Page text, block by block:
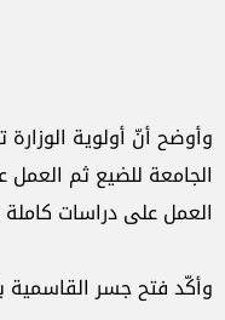
وأوضح أنّ أولوية
الجامعة للضيع ثم العمل
العمل على دراسات
وأكّد فتح جسر القاسمية